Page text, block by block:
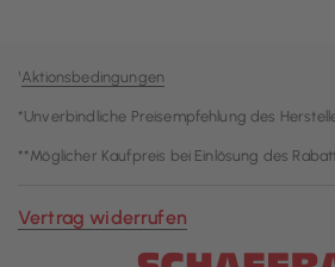
¹Aktionsbedingungen
*Unverbindliche Preisempfehlung des
**Möglicher Kaufpreis bei Einlösung des
Vertrag widerrufen